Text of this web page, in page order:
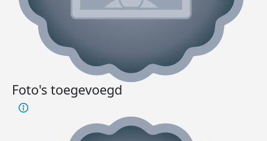
Foto's toegevoegd